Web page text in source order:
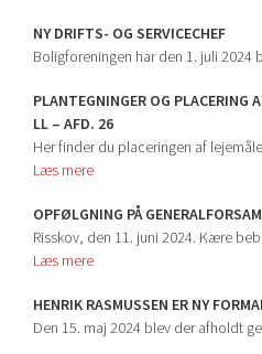
NY DRIFTS- OG SERVICECHEF
Boligforeningen har den 1. juli 2024
PLANTEGNINGER OG PLACERING
LL – AFD. 26
Her finder du placeringen af
Læs mere
OPFØLGNING PÅ
Risskov, den 11. juni 2024. Kære
Læs mere
HENRIK RASMUSSEN ER NY
Den 15. maj 2024 blev der afholdt